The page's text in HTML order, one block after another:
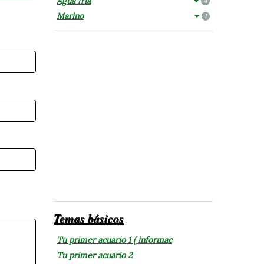
Marino 1
Temas básicos
Tu primer acuario 1 ( informac
Tu primer acuario 2